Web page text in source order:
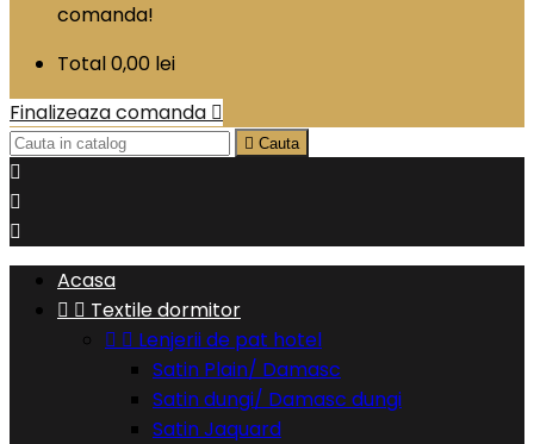
comanda!
Total0,00 lei
Finalizeaza comanda 
 Cauta



Acasa
  Textile dormitor
  Lenjerii de pat hotel
Satin Plain/ Damasc
Satin dungi/ Damasc dungi
Satin Jaquard